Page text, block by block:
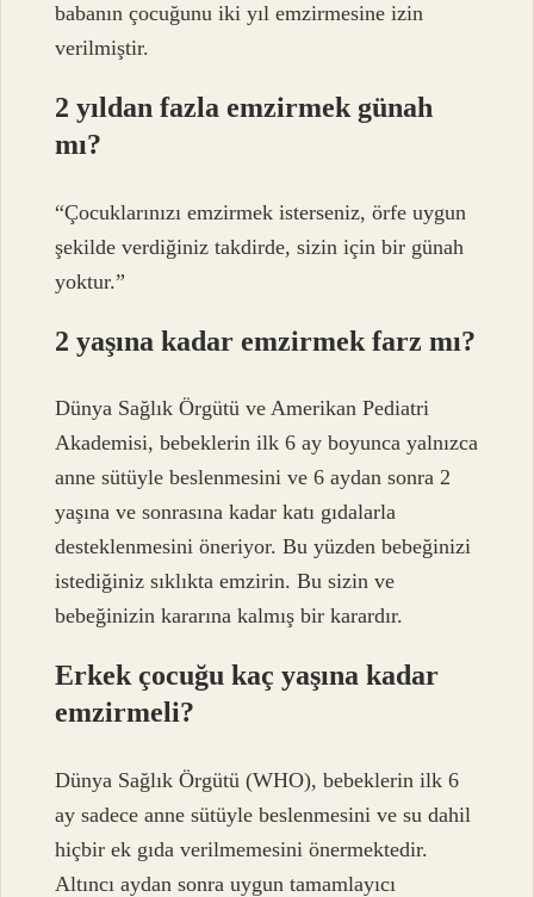
babanın çocuğunu iki yıl emzirmesine izin
verilmiştir.
2 yıldan fazla emzirmek günah
mı?
“Çocuklarınızı emzirmek isterseniz, örfe uygun
şekilde verdiğiniz takdirde, sizin için bir günah
yoktur.”
2 yaşına kadar emzirmek farz mı?
Dünya Sağlık Örgütü ve Amerikan Pediatri
Akademisi, bebeklerin ilk 6 ay boyunca yalnızca
anne sütüyle beslenmesini ve 6 aydan sonra 2
yaşına ve sonrasına kadar katı gıdalarla
desteklenmesini öneriyor. Bu yüzden bebeğinizi
istediğiniz sıklıkta emzirin. Bu sizin ve
bebeğinizin kararına kalmış bir karardır.
Erkek çocuğu kaç yaşına kadar
emzirmeli?
Dünya Sağlık Örgütü (WHO), bebeklerin ilk 6
ay sadece anne sütüyle beslenmesini ve su dahil
hiçbir ek gıda verilmemesini önermektedir.
Altıncı aydan sonra uygun tamamlayıcı